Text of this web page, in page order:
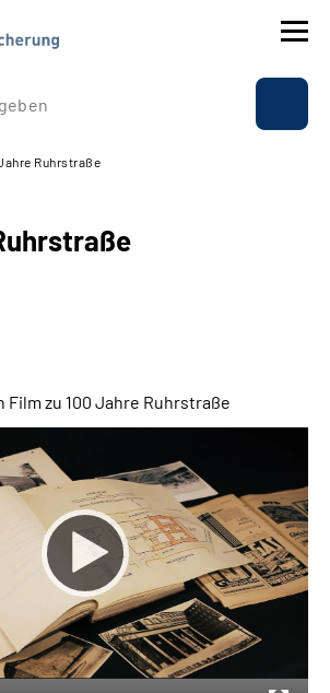
(DGS)
Ruhrstraße
Film zu 100 Jahre Ruhrstraße
Keine